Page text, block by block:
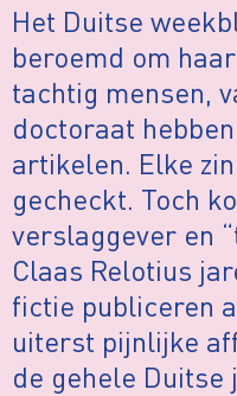
Het Duitse
beroemd om
tachtig mensen,
doctoraat
artikelen. Elke
gecheckt. Toch
verslaggever en
Claas Relotius
fictie publiceren
uiterst pijnlijke
de gehele